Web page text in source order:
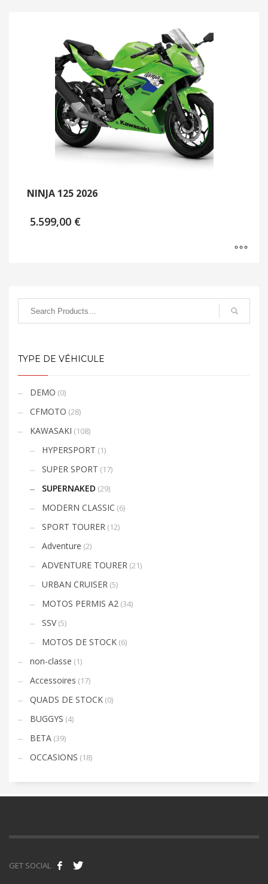
NINJA 125 2026
5.599,00 €
TYPE DE VÉHICULE
DEMO (0)
CFMOTO (28)
KAWASAKI (108)
HYPERSPORT (1)
SUPER SPORT (17)
SUPERNAKED (29)
MODERN CLASSIC (6)
SPORT TOURER (12)
Adventure (2)
ADVENTURE TOURER (21)
URBAN CRUISER (5)
MOTOS PERMIS A2 (34)
SSV (5)
MOTOS DE STOCK (6)
non-classe (1)
Accessoires (17)
QUADS DE STOCK (0)
BUGGYS (4)
BETA (39)
OCCASIONS (18)
GET SOCIAL